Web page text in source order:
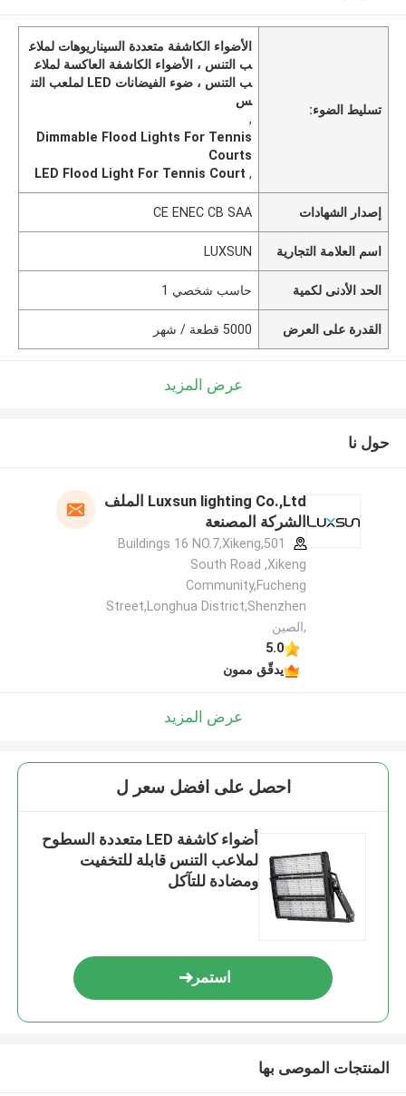
تسليط الضوء:
الأضواء الكاشفة متعددة السيناريوهات لملاع
ب التنس ، الأضواء الكاشفة العاكسة لملاع
ب التنس ، ضوء الفيضانات LED لملعب التن
س
,
Dimmable Flood Lights For Tennis
Courts
,
LED Flood Light For Tennis Court
إصدار الشهادات CE ENEC CB SAA
اسم العلامة التجارية LUXSUN
الحد الأدنى لكمية حاسب شخصي 1
القدرة على العرض 5000 قطعة / شهر
عرض المزيد
حول نا
Luxsun lighting Co.,Ltd الملف
الشركة المصنعة
501,Buildings 16 NO.7,Xikeng
South Road ,Xikeng
Community,Fucheng
Street,Longhua District,Shenzhen
,الصين
5.0
يدقّق ممون
عرض المزيد
احصل على افضل سعر ل
أضواء كاشفة LED متعددة السطوح
لملاعب التنس قابلة للتخفيت
ومضادة للتآكل
استمر
المنتجات الموصى بها